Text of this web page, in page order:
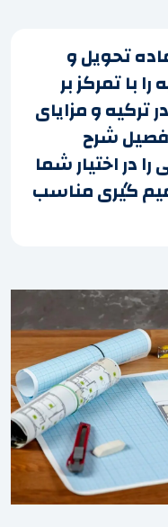
تحویل و
با تمرکز بر
ترکیه و مزایای
شرح
در اختیار شما
گیری مناسب